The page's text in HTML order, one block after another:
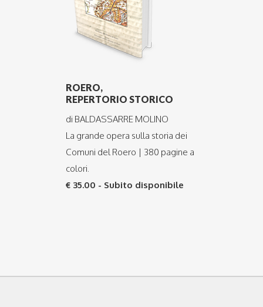
ROERO,
REPERTORIO STORICO
di BALDASSARRE MOLINO
La grande opera sulla storia dei
Comuni del Roero | 380 pagine a
colori.
€ 35.00 - Subito disponibile